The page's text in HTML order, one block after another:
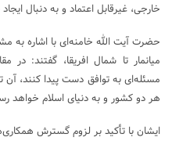
خارجی، غیرقابل اعتماد و به دنبال
حضرت آیت الله خامنه‌ای با اشاره به
میانمار تا شمال افریقا، گفتند: در
مسئله‌ای به توافق دست پیدا کنند،
هر دو کشور و به دنیای اسلام خواهد
ایشان با تأکید بر لزوم گسترش